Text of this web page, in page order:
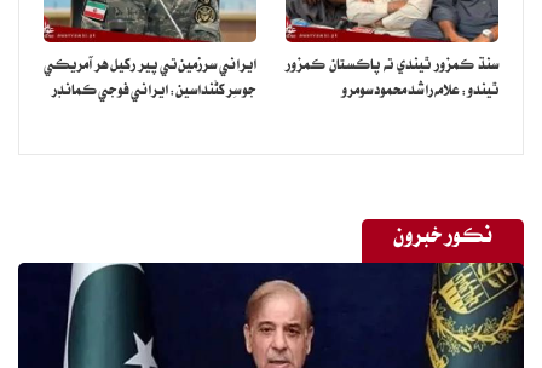
سنڌ ڪمزور ٿيندي ته پاڪستان ڪمزور
ٿيندو: علامه راشد محمود سومرو
ايراني سرزمين تي پير رکيل هر آمريڪي
جو سِر کڻنداسين: ايراني فوجي ڪمانڊر
نڪور خبرون